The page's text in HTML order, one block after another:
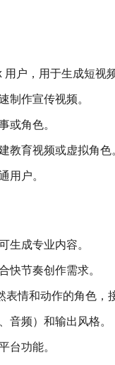
户，用于生成短视
制作宣传视频。
或角色。
教育视频或虚拟角色
用户。
生成专业内容。
快节奏创作需求。
情和动作的角色，
音频）和输出风格。
台功能。